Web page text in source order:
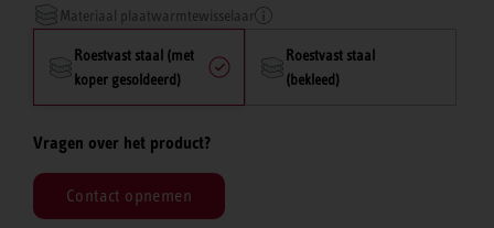
Materiaal plaatwarmtewisselaar
Roestvast staal (met
koper gesoldeerd)
Roestvast staal
(bekleed)
Vragen over het product?
Contact opnemen